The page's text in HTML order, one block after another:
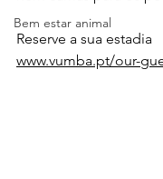
Bem estar animal
Reserve a sua estadia
www.vumba.pt/our-